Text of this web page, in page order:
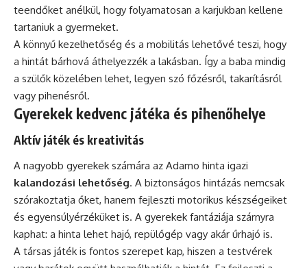
teendőket anélkül, hogy folyamatosan a karjukban kellene
tartaniuk a gyermeket.
A könnyű kezelhetőség és a mobilitás lehetővé teszi, hogy
a hintát bárhová áthelyezzék a lakásban. Így a baba mindig
a szülők közelében lehet, legyen szó főzésről, takarításról
vagy pihenésről.
Gyerekek kedvenc játéka és pihenőhelye
Aktív játék és kreativitás
A nagyobb gyerekek számára az Adamo hinta igazi
kalandozási lehetőség. A biztonságos hintázás nemcsak
szórakoztatja őket, hanem fejleszti motorikus készségeiket
és egyensúlyérzéküket is. A gyerekek fantáziája szárnyra
kaphat: a hinta lehet hajó, repülőgép vagy akár űrhajó is.
A társas játék is fontos szerepet kap, hiszen a testvérek